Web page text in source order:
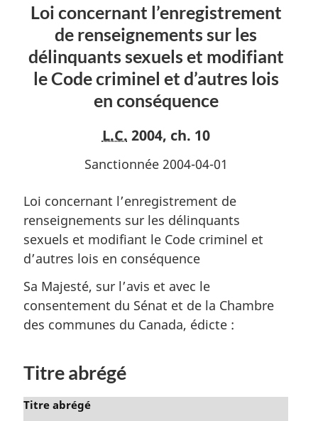
Loi concernant l’enregistrement
de renseignements sur les
délinquants sexuels et modifiant
le Code criminel et d’autres lois
en conséquence
L.C. 2004, ch. 10
Sanctionnée 2004-04-01
Loi concernant l’enregistrement de
renseignements sur les délinquants
sexuels et modifiant le Code criminel et
d’autres lois en conséquence
Sa Majesté, sur l’avis et avec le
consentement du Sénat et de la Chambre
des communes du Canada, édicte :
Titre abrégé
N
Titre abrégé